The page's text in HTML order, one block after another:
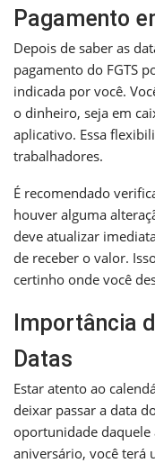
Pagamento
Depois de saber as
pagamento do FGTS
indicada por você.
o dinheiro, seja em
aplicativo. Essa
trabalhadores.
É recomendado
houver alguma
deve atualizar
de receber o valor.
certinho onde você
Importância
Datas
Estar atento ao
deixar passar a data
oportunidade daquele
aniversário, você terá